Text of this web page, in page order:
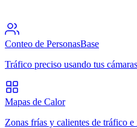
Conteo de PersonasBase
Tráfico preciso usando tus
Mapas de Calor
Zonas frías y calientes de tráfico e